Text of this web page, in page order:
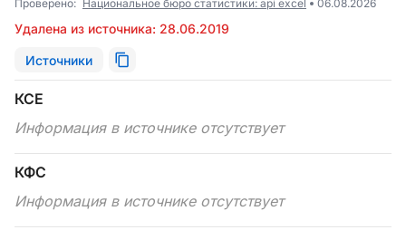
Проверено: Национальное бюро статистики: api excel 06.08.2026
Удалена из источника: 28.06.2019
Источники
КСЕ
Информация в источнике отсутствует
КФС
Информация в источнике отсутствует